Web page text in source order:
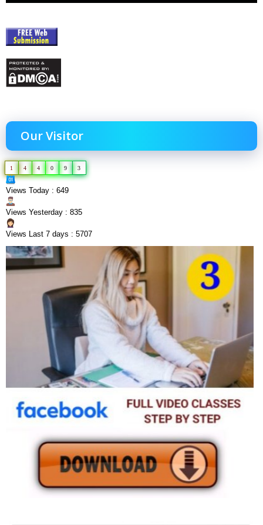
Our Visitor
1 4 4 0 9 3
Views Today : 649
Views Yesterday : 835
Views Last 7 days : 5707